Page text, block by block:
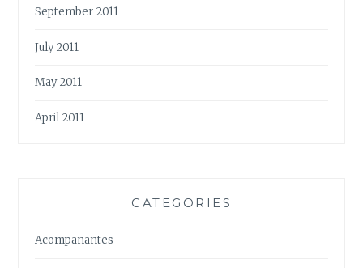
September 2011
July 2011
May 2011
April 2011
CATEGORIES
Acompañantes